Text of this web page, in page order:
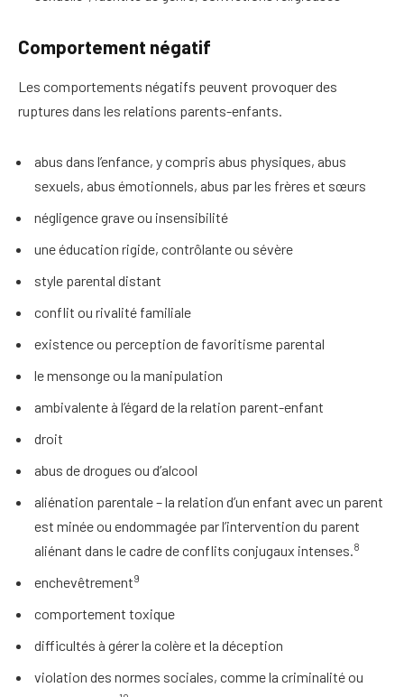
Comportement négatif
Les comportements négatifs peuvent provoquer des
ruptures dans les relations parents-enfants.
abus dans l’enfance, y compris abus physiques, abus
sexuels, abus émotionnels, abus par les frères et sœurs
négligence grave ou insensibilité
une éducation rigide, contrôlante ou sévère
style parental distant
conflit ou rivalité familiale
existence ou perception de favoritisme parental
le mensonge ou la manipulation
ambivalente à l’égard de la relation parent-enfant
droit
abus de drogues ou d’alcool
aliénation parentale – la relation d’un enfant avec un parent
est minée ou endommagée par l’intervention du parent
aliénant dans le cadre de conflits conjugaux intenses. 8
enchevêtrement9
comportement toxique
difficultés à gérer la colère et la déception
violation des normes sociales, comme la criminalité ou